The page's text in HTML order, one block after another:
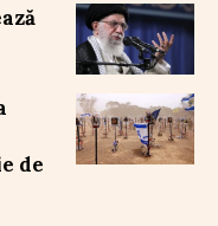
de